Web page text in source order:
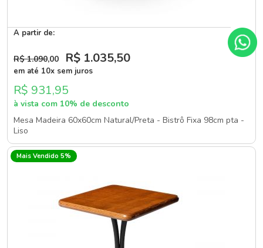
A partir de:
R$ 1.090,00 R$ 1.035,50
em até 10x sem juros
R$ 931,95
à vista com 10% de desconto
Mesa Madeira 60x60cm Natural/Preta - Bistrô Fixa 98cm pta -
Liso
Mais Vendido 5%